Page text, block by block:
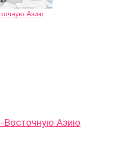
Восточную Азию